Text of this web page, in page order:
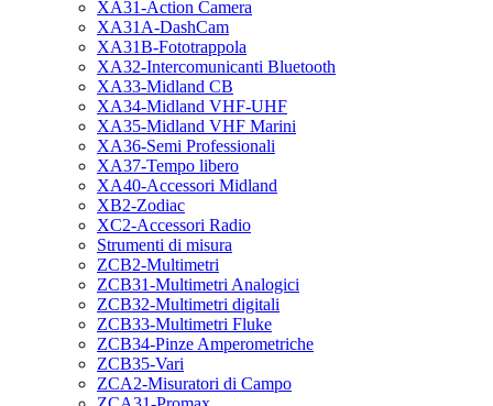
XA31-Action Camera
XA31A-DashCam
XA31B-Fototrappola
XA32-Intercomunicanti Bluetooth
XA33-Midland CB
XA34-Midland VHF-UHF
XA35-Midland VHF Marini
XA36-Semi Professionali
XA37-Tempo libero
XA40-Accessori Midland
XB2-Zodiac
XC2-Accessori Radio
Strumenti di misura
ZCB2-Multimetri
ZCB31-Multimetri Analogici
ZCB32-Multimetri digitali
ZCB33-Multimetri Fluke
ZCB34-Pinze Amperometriche
ZCB35-Vari
ZCA2-Misuratori di Campo